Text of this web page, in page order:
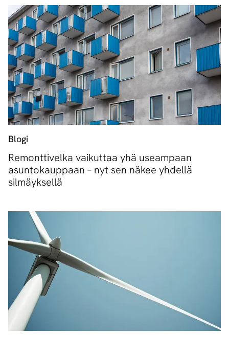
Blogi
Remonttivelka vaikuttaa yhä useampaan
asuntokauppaan – nyt sen näkee yhdellä
silmäyksellä